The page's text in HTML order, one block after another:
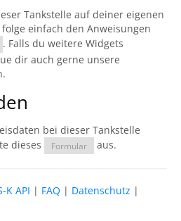
Tankstelle auf deiner eigenen
einfach den Anweisungen
. Falls du weitere Widgets
dir auch gerne unsere
bei dieser Tankstelle
dieses
Formular aus.
K API | FAQ | Datenschutz |